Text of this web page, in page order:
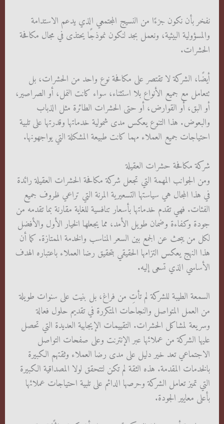
نفخر بأن نكون جزءًا من النسيج المجتمعي الذي يدعم الاستدامة
والمسؤولية البيئية، ونعمل بجد لنكون نموذجًا يحتذى في مجال مكافحة
الحشرات.
أيضًا، الشركة لا تقتصر على مكافحة نوع واحد من الحشرات، بل
تتعامل مع جميع الأنواع بلا استثناء، سواء كانت النمل، أو الصراصير،
أو البق، أو القوارض، أو حتى الحشرات الطائرة مثل الذباب
والبعوض. هذا التنوع يعكس مدى شمولية خدماتها وقدرتها على تلبية
احتياجات جميع العملاء مهما كانت طبيعة المشكلة التي يواجهونها.
شركة مكافحة حشرات العقيلة
ومن الجوانب المهمة التي تجعل شركة مكافحة الحشرات العقيلة رائدة
في هذا المجال هي سياستها التسعيرية المرنة التي تراعي ظروف جميع
الفئات. فهي تقدم خدماتها بأسعار تنافسية للغاية مقارنة بما تقدمه من
جودة وكفاءة وضمان طويل الأمد، مما يجعلها الخيار الأول والأفضل
لكل من يبحث عن الجمع بين السعر المناسب والخدمة الممتازة. كما أن
هذا النهج يعكس التزامها الحقيقي بتحقيق رضا العملاء باعتباره الهدف
الأساسي الذي تسعى إليه.
السمعة الطيبة للشركة لم تأتِ من فراغ، بل بنيت على سنوات طويلة
من العمل المتواصل والنجاحات المتكررة في تقديم حلول فعالة
وسريعة لمشاكل الحشرات. التقييمات الإيجابية العديدة التي تحصل
عليها الشركة من عملائها عبر الإنترنت وعلى صفحات التواصل
الاجتماعي تعد خير دليل على مدى رضا العملاء وثقتهم الكبيرة
بالخدمات المقدمة. هذه الثقة لم تكن لتتحقق لولا المصداقية الكبيرة
التي تميز تعامل الشركة وحرصها الدائم على تلبية احتياجات عملائها
بأعلى معايير الجودة.